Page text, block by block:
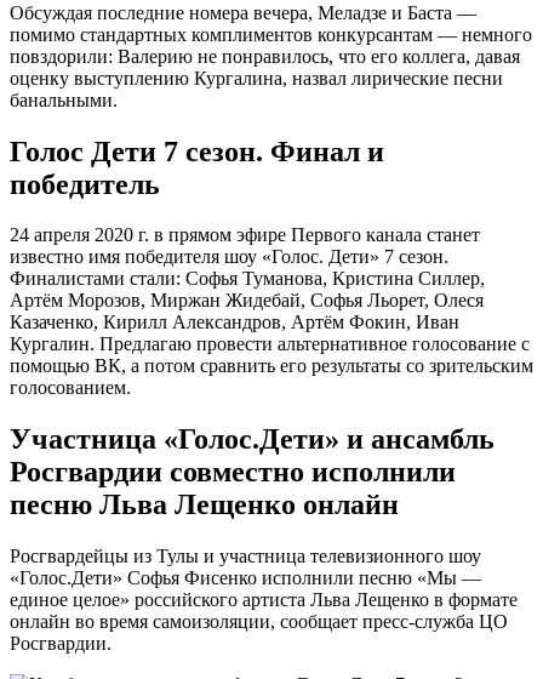
Обсуждая последние номера вечера, Меладзе и Баста —
помимо стандартных комплиментов конкурсантам — немного
повздорили: Валерию не понравилось, что его коллега, давая
оценку выступлению Кургалина, назвал лирические песни
банальными.
Голос Дети 7 сезон. Финал и
победитель
24 апреля 2020 г. в прямом эфире Первого канала станет
известно имя победителя шоу «Голос. Дети» 7 сезон.
Финалистами стали: Софья Туманова, Кристина Силлер,
Артём Морозов, Миржан Жидебай, Софья Льорет, Олеся
Казаченко, Кирилл Александров, Артём Фокин, Иван
Кургалин. Предлагаю провести альтернативное голосование с
помощью ВК, а потом сравнить его результаты со зрительским
голосованием.
Участница «Голос.Дети» и ансамбль
Росгвардии совместно исполнили
песню Льва Лещенко онлайн
Росгвардейцы из Тулы и участница телевизионного шоу
«Голос.Дети» Софья Фисенко исполнили песню «Мы —
единое целое» российского артиста Льва Лещенко в формате
онлайн во время самоизоляции, сообщает пресс-служба ЦО
Росгвардии.